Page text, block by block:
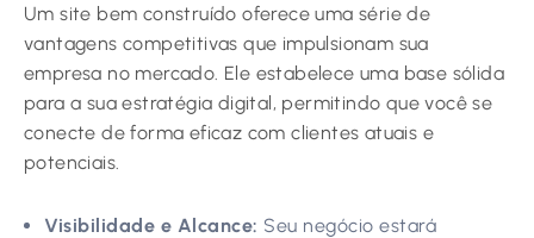
Um site bem construído oferece uma série de
vantagens competitivas que impulsionam sua
empresa no mercado. Ele estabelece uma base sólida
para a sua estratégia digital, permitindo que você se
conecte de forma eficaz com clientes atuais e
potenciais.
Visibilidade e Alcance: Seu negócio estará